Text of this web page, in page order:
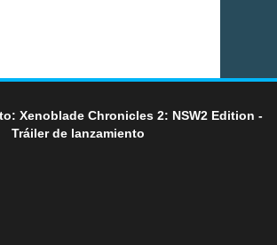
Xenoblade Chronicles 2: NSW2 Edition -
Tráiler de lanzamiento